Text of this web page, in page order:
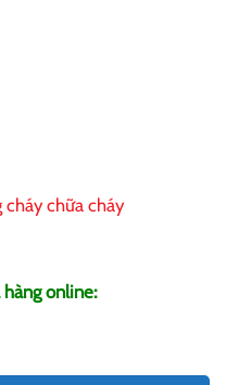
chữa cháy
online:
Cháy số lượng